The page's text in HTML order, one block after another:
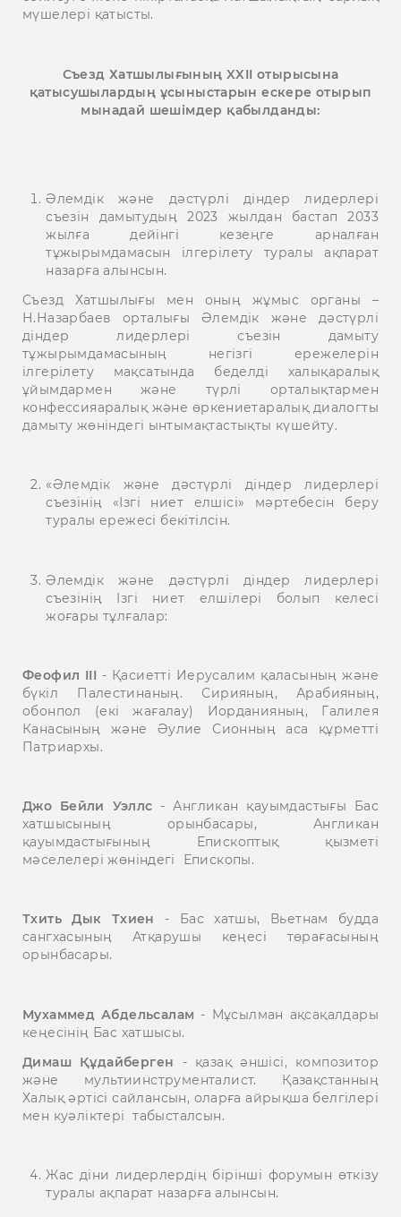
мүшелері қатысты.
Съезд Хатшылығының XXII отырысына
қатысушылардың ұсыныстарын ескере отырып
мынадай шешімдер қабылданды:
Әлемдік және дәстүрлі діндер лидерлері
съезін дамытудың 2023 жылдан бастап 2033
жылға дейінгі кезеңге арналған
тұжырымдамасын ілгерілету туралы ақпарат
назарға алынсын.
Съезд Хатшылығы мен оның жұмыс органы –
Н.Назарбаев орталығы Әлемдік және дәстүрлі
діндер лидерлері съезін дамыту
тұжырымдамасының негізгі ережелерін
ілгерілету мақсатында беделді халықаралық
ұйымдармен және түрлі орталықтармен
конфессияаралық және өркениетаралық диалогты
дамыту жөніндегі ынтымақтастықты күшейту.
«Әлемдік және дәстүрлі діндер лидерлері
съезінің «Ізгі ниет елшісі» мәртебесін беру
туралы ережесі бекітілсін.
Әлемдік және дәстүрлі діндер лидерлері
съезінің Ізгі ниет елшілері болып келесі
жоғары тұлғалар:
Феофил III - Қасиетті Иерусалим қаласының және
бүкіл Палестинаның. Сирияның, Арабияның,
обонпол (екі жағалау) Иорданияның, Галилея
Канасының және Әулие Сионның аса құрметті
Патриархы.
Джо Бейли Уэллс - Англикан қауымдастығы Бас
хатшысының орынбасары, Англикан
қауымдастығының Епископтық қызметі
мәселелері жөніндегі Епископы.
Тхить Дык Тхиен - Бас хатшы, Вьетнам будда
сангхасының Атқарушы кеңесі төрағасының
орынбасары.
Мухаммед Абдельсалам - Мұсылман ақсақалдары
кеңесінің Бас хатшысы.
Димаш Құдайберген - қазақ әншісі, композитор
және мультиинструменталист. Қазақстанның
Халық әртісі сайлансын, оларға айрықша белгілері
мен куәліктері табысталсын.
Жас діни лидерлердің бірінші форумын өткізу
туралы ақпарат назарға алынсын.